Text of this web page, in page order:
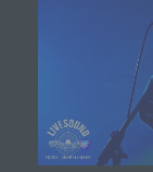
Person
um